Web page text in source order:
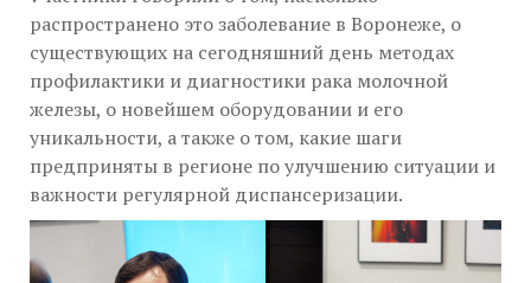
распространено это заболевание в Воронеже, о
существующих на сегодняшний день методах
профилактики и диагностики рака молочной
железы, о новейшем оборудовании и его
уникальности, а также о том, какие шаги
предприняты в регионе по улучшению ситуации и
важности регулярной диспансеризации.